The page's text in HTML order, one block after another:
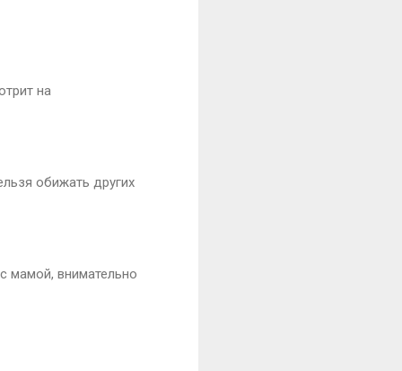
на
обижать других
мамой, внимательно